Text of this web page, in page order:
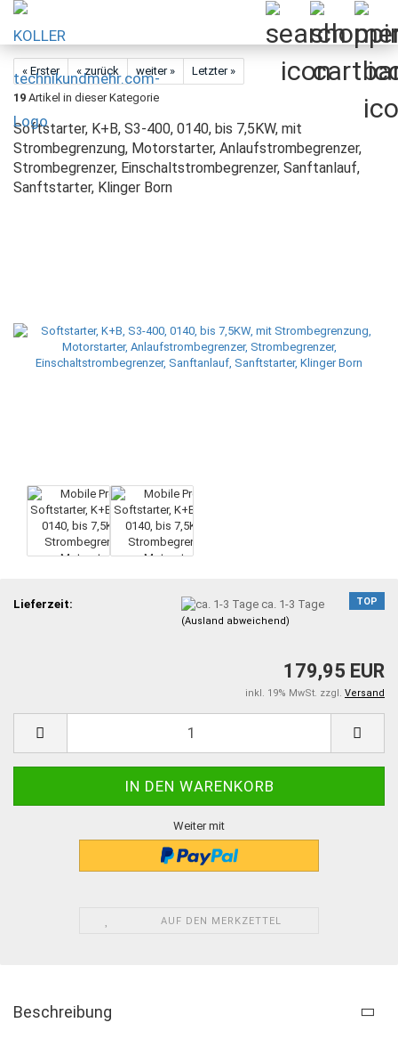
« Erster « zurück weiter »
Letzter »
19 Artikel in dieser Kategorie
Softstarter, K+B, S3-400, 0140, bis 7,5KW, mit
Strombegrenzung, Motorstarter, Anlaufstrombegrenzer,
Strombegrenzer, Einschaltstrombegrenzer, Sanftanlauf,
Sanftstarter, Klinger Born
TOP
Lieferzeit: ca. 1-3 Tage
(Ausland abweichend)
179,95 EUR
inkl. 19% MwSt. zzgl. Versand
Weiter mit
AUF DEN MERKZETTEL
Beschreibung